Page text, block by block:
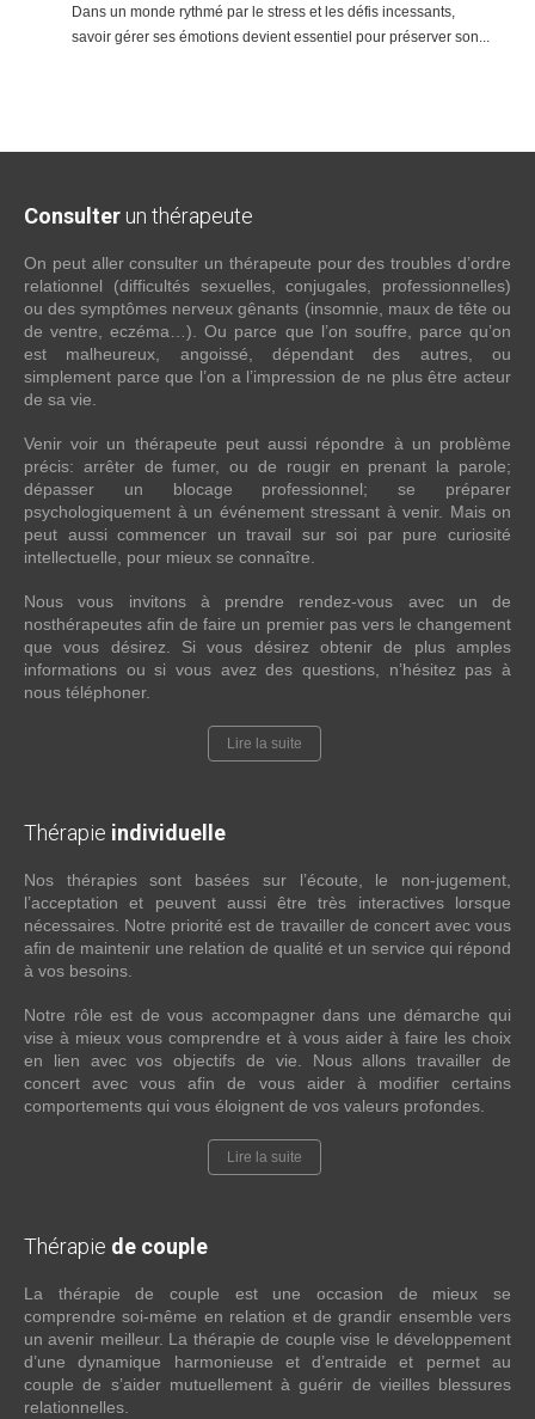
Dans un monde rythmé par le stress et les défis incessants,
savoir gérer ses émotions devient essentiel pour préserver son...
Consulter un thérapeute
On peut aller consulter un thérapeute pour des troubles d’ordre
relationnel (difficultés sexuelles, conjugales, professionnelles)
ou des symptômes nerveux gênants (insomnie, maux de tête ou
de ventre, eczéma…). Ou parce que l’on souffre, parce qu’on
est malheureux, angoissé, dépendant des autres, ou
simplement parce que l’on a l’impression de ne plus être acteur
de sa vie.
Venir voir un thérapeute peut aussi répondre à un problème
précis: arrêter de fumer, ou de rougir en prenant la parole;
dépasser un blocage professionnel; se préparer
psychologiquement à un événement stressant à venir. Mais on
peut aussi commencer un travail sur soi par pure curiosité
intellectuelle, pour mieux se connaître.
Nous vous invitons à prendre rendez-vous avec un de
nosthérapeutes afin de faire un premier pas vers le changement
que vous désirez. Si vous désirez obtenir de plus amples
informations ou si vous avez des questions, n’hésitez pas à
nous téléphoner.
Lire la suite
Thérapie individuelle
Nos thérapies sont basées sur l’écoute, le non-jugement,
l’acceptation et peuvent aussi être très interactives lorsque
nécessaires. Notre priorité est de travailler de concert avec vous
afin de maintenir une relation de qualité et un service qui répond
à vos besoins.
Notre rôle est de vous accompagner dans une démarche qui
vise à mieux vous comprendre et à vous aider à faire les choix
en lien avec vos objectifs de vie. Nous allons travailler de
concert avec vous afin de vous aider à modifier certains
comportements qui vous éloignent de vos valeurs profondes.
Lire la suite
Thérapie de couple
La thérapie de couple est une occasion de mieux se
comprendre soi-même en relation et de grandir ensemble vers
un avenir meilleur. La thérapie de couple vise le développement
d’une dynamique harmonieuse et d’entraide et permet au
couple de s’aider mutuellement à guérir de vieilles blessures
relationnelles.